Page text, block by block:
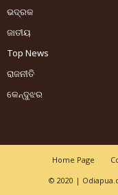
ଭଦ୍ରକ
ଜାତୀୟ
Top News
ରାଜନୀତି
କେନ୍ଦୁଝର
Home Page
© 2020 |